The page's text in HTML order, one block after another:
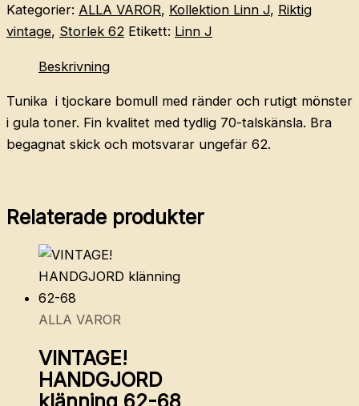
tunika
mängd
Kategorier: ALLA VAROR, Kollektion Linn J, Riktig
vintage, Storlek 62 Etikett: Linn J
Beskrivning
Tunika i tjockare bomull med ränder och rutigt mönster
i gula toner. Fin kvalitet med tydlig 70-talskänsla. Bra
begagnat skick och motsvarar ungefär 62.
Relaterade produkter
ALLA VAROR
VINTAGE!
HANDGJORD
klänning 62-68